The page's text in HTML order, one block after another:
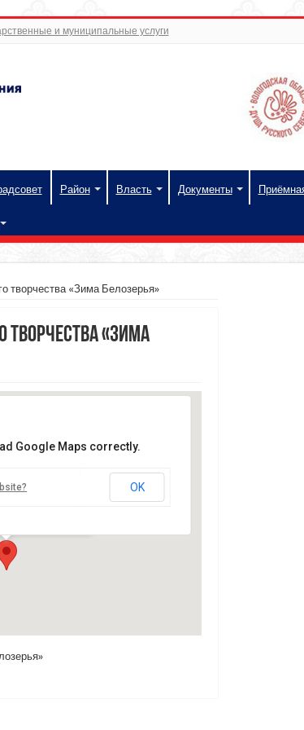
и муниципальные услуги
Район Власть Документы
творчества «Зима Белозерья»
творчества «Зима
Google Maps correctly.
OK